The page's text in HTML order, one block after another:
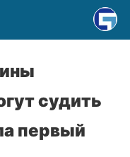
судить
первый